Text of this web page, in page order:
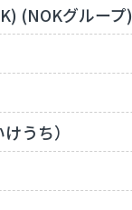
(NOKグループ)
うち）